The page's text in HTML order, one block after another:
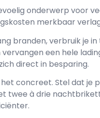
onderwerp voor
merkbaar
branden, verbruik je
een hele
direct in besparing.
concreet. Stel dat je
twee à drie